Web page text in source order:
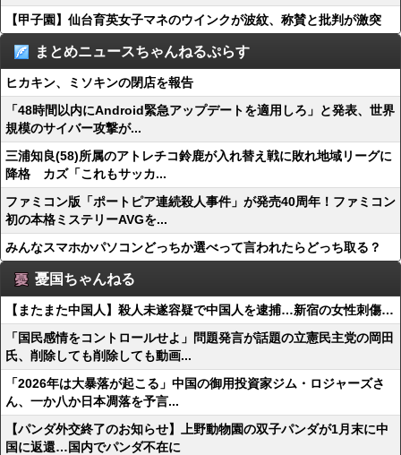
【甲子園】仙台育英女子マネのウインクが波紋、称賛と批判が激突
まとめニュースちゃんねるぷらす
ヒカキン、ミソキンの閉店を報告
「48時間以内にAndroid緊急アップデートを適用しろ」と発表、世界
規模のサイバー攻撃が...
三浦知良(58)所属のアトレチコ鈴鹿が入れ替え戦に敗れ地域リーグに
降格 カズ「これもサッカ...
ファミコン版「ポートピア連続殺人事件」が発売40周年！ファミコン
初の本格ミステリーAVGを...
みんなスマホかパソコンどっちか選べって言われたらどっち取る？
憂国ちゃんねる
【またまた中国人】殺人未遂容疑で中国人を逮捕…新宿の女性刺傷…
「国民感情をコントロールせよ」問題発言が話題の立憲民主党の岡田
氏、削除しても削除しても動画...
「2026年は大暴落が起こる」中国の御用投資家ジム・ロジャーズさ
ん、一か八か日本凋落を予言...
【パンダ外交終了のお知らせ】上野動物園の双子パンダが1月末に中
国に返還…国内でパンダ不在に